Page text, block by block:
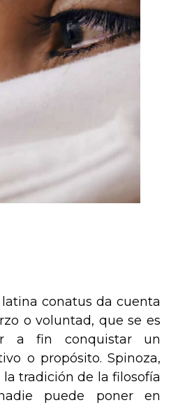
latinaconatusda cuenta
o voluntad, que se es
a fin conquistar un
o propósito. Spinoza,
tradición de la filosofía
puede poner en